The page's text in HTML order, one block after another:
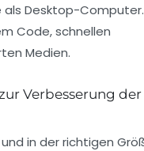
als Desktop-Computer.
Code, schnellen
Medien.
Verbesserung der
in der richtigen